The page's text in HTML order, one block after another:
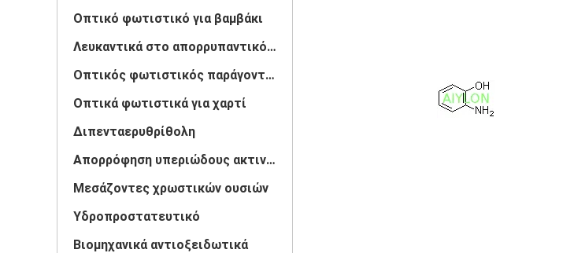
Οπτικό φωτιστικό για βαμβάκι
Λευκαντικά στο απορρυπαντικό ρούχων
Οπτικός φωτιστικός παράγοντας
Οπτικά φωτιστικά για χαρτί
Διπενταερυθρίθολη
Απορρόφηση υπεριώδους ακτινοβολίας
Μεσάζοντες χρωστικών ουσιών
Υδροπροστατευτικό
Βιομηχανικά αντιοξειδωτικά